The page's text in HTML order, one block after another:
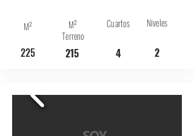
M²
225
M²
Terreno
215
Cuartos
4
Niveles
2